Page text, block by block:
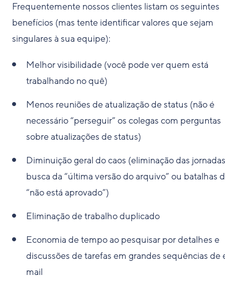
Frequentemente nossos clientes listam os seguintes
benefícios (mas tente identificar valores que sejam
singulares à sua equipe):
Melhor visibilidade (você pode ver quem está
trabalhando no quê)
Menos reuniões de atualização de status (não é
necessário “perseguir” os colegas com perguntas
sobre atualizações de status)
Diminuição geral do caos (eliminação das
busca da “última versão do arquivo” ou batalhas
“não está aprovado”)
Eliminação de trabalho duplicado
Economia de tempo ao pesquisar por detalhes e
discussões de tarefas em grandes sequências de
mail